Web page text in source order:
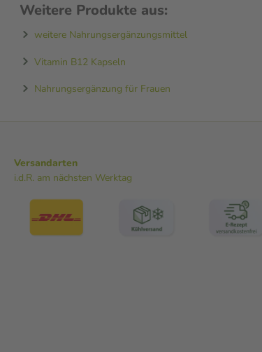
Weitere Produkte aus:
weitere Nahrungsergänzungsmittel
Vitamin B12 Kapseln
Nahrungsergänzung für Frauen
Versandarten
i.d.R. am nächsten Werktag